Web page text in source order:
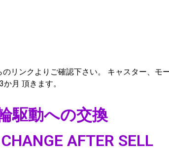
のリンク よりご確認下さい。 キャスター、モ
月 頂きます。
駆動への交換
AFTER SELL